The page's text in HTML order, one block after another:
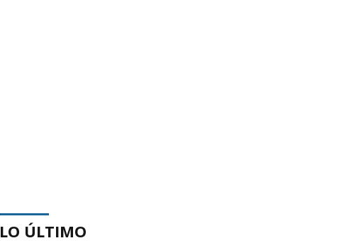
LO ÚLTIMO